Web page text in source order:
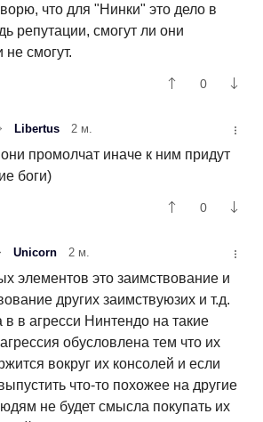
что для "Нинки" это дело в
репутации, смогут ли они
не смогут.
0
Libertus 2 м.
промолчат иначе к ним придут
боги)
0
Unicorn 2 м.
элементов это заимствование и
других заимствуюзих и т.д.
в в агресси Нинтендо на такие
обусловлена тем что их
вокруг их консолей и если
что-то похожее на другие
не будет смысла покупать их